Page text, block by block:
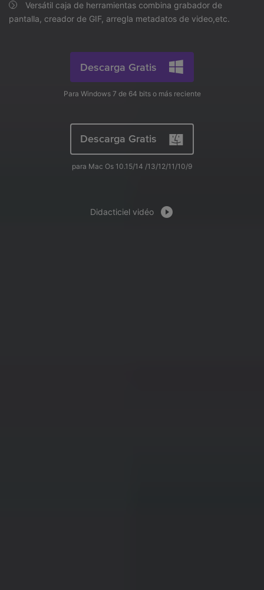
Video/Audio
Usuarios de Película
Usuarios de Redes Sociales
Usuarios de Mac
Video Tutorial
Especificaciones técnicas
Una lista de todos los formatos, dispositivos y GPUs
compatibles con UniConverter.
Los productos y las actualizaciones más recientes.
Versátil caja de herramientas combina grabador de
pantalla, creador de GIF, arregla metadatos de video,etc.
Descarga Gratis
Para Windows 7 de 64 bits o más reciente
Descarga Gratis
para Mac Os 10.15/14 /13/12/11/10/9
Didacticiel vidéo